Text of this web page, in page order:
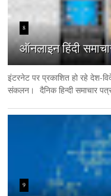
8
ऑनलाइन हिंदी
इंटरनेट पर प्रकाशित हो रहे देश-
संकलन। दैनिक हिन्‍दी समाचार
9